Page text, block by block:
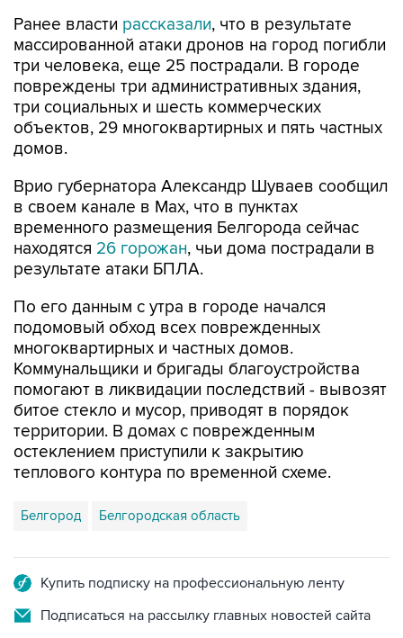
Ранее власти рассказали, что в результате
массированной атаки дронов на город погибли
три человека, еще 25 пострадали. В городе
повреждены три административных здания,
три социальных и шесть коммерческих
объектов, 29 многоквартирных и пять частных
домов.
Врио губернатора Александр Шуваев сообщил
в своем канале в Мах, что в пунктах
временного размещения Белгорода сейчас
находятся 26 горожан, чьи дома пострадали в
результате атаки БПЛА.
По его данным с утра в городе начался
подомовый обход всех поврежденных
многоквартирных и частных домов.
Коммунальщики и бригады благоустройства
помогают в ликвидации последствий - вывозят
битое стекло и мусор, приводят в порядок
территории. В домах с поврежденным
остеклением приступили к закрытию
теплового контура по временной схеме.
Белгород Белгородская область
Купить подписку на профессиональную ленту
Подписаться на рассылку главных новостей сайта